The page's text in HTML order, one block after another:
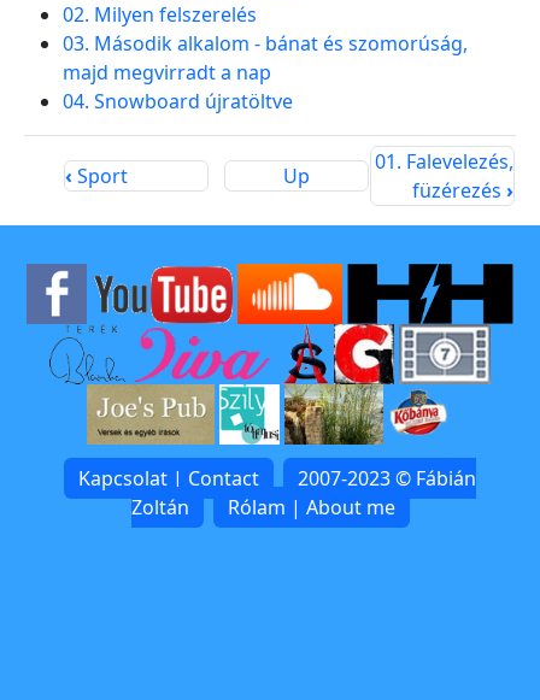
02. Milyen felszerelés
03. Második alkalom - bánat és szomorúság,
majd megvirradt a nap
04. Snowboard újratöltve
‹ Sport Up
01. Falevelezés,
füzérezés›
Kapcsolat | Contact
2007-2023 © Fábián
Zoltán
Rólam | About me